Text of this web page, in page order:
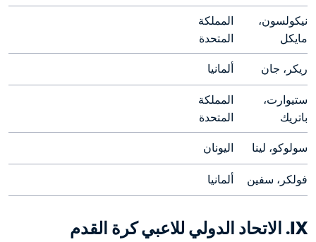
مايكل
المتحدة
ريكر، جان ألمانيا
باتريك
المتحدة
سولوكو، لينا اليونان
فولكر، سفين ألمانيا